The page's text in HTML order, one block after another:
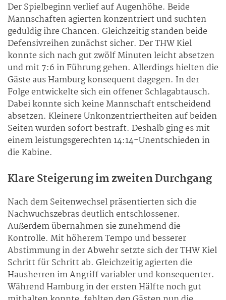
Der Spielbeginn verlief auf Augenhöhe. Beide
Mannschaften agierten konzentriert und suchten
geduldig ihre Chancen. Gleichzeitig standen beide
Defensivreihen zunächst sicher. Der THW Kiel
konnte sich nach gut zwölf Minuten leicht absetzen
und mit 7:6 in Führung gehen. Allerdings hielten die
Gäste aus Hamburg konsequent dagegen. In der
Folge entwickelte sich ein offener Schlagabtausch.
Dabei konnte sich keine Mannschaft entscheidend
absetzen. Kleinere Unkonzentriertheiten auf beiden
Seiten wurden sofort bestraft. Deshalb ging es mit
einem leistungsgerechten 14:14-Unentschieden in
die Kabine.
Klare Steigerung im zweiten Durchgang
Nach dem Seitenwechsel präsentierten sich die
Nachwuchszebras deutlich entschlossener.
Außerdem übernahmen sie zunehmend die
Kontrolle. Mit höherem Tempo und besserer
Abstimmung in der Abwehr setzte sich der THW Kiel
Schritt für Schritt ab. Gleichzeitig agierten die
Hausherren im Angriff variabler und konsequenter.
Während Hamburg in der ersten Hälfte noch gut